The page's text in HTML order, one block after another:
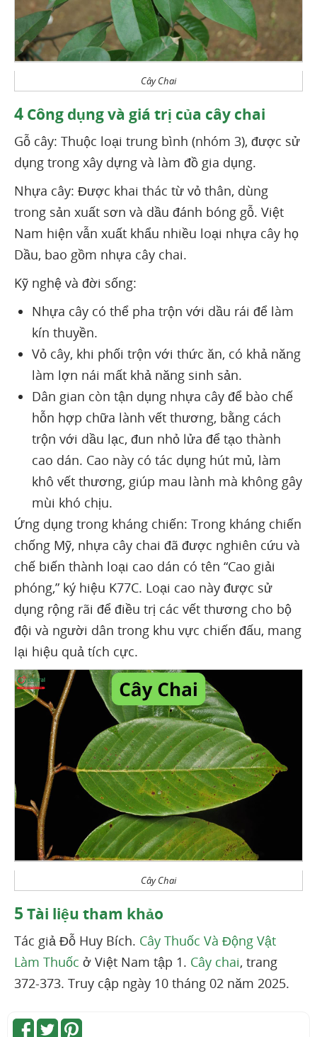
Cây Chai
4 Công dụng và giá trị của cây chai
Gỗ cây: Thuộc loại trung bình (nhóm 3), được sử
dụng trong xây dựng và làm đồ gia dụng.
Nhựa cây: Được khai thác từ vỏ thân, dùng
trong sản xuất sơn và dầu đánh bóng gỗ. Việt
Nam hiện vẫn xuất khẩu nhiều loại nhựa cây họ
Dầu, bao gồm nhựa cây chai.
Kỹ nghệ và đời sống:
Nhựa cây có thể pha trộn với dầu rái để làm
kín thuyền.
Vỏ cây, khi phối trộn với thức ăn, có khả năng
làm lợn nái mất khả năng sinh sản.
Dân gian còn tận dụng nhựa cây để bào chế
hỗn hợp chữa lành vết thương, bằng cách
trộn với dầu lạc, đun nhỏ lửa để tạo thành
cao dán. Cao này có tác dụng hút mủ, làm
khô vết thương, giúp mau lành mà không gây
mùi khó chịu.
Ứng dụng trong kháng chiến: Trong kháng chiến
chống Mỹ, nhựa cây chai đã được nghiên cứu và
chế biến thành loại cao dán có tên “Cao giải
phóng,” ký hiệu K77C. Loại cao này được sử
dụng rộng rãi để điều trị các vết thương cho bộ
đội và người dân trong khu vực chiến đấu, mang
lại hiệu quả tích cực.
Cây Chai
5 Tài liệu tham khảo
Tác giả Đỗ Huy Bích. Cây Thuốc Và Động Vật
Làm Thuốc ở Việt Nam tập 1. Cây chai, trang
372-373. Truy cập ngày 10 tháng 02 năm 2025.